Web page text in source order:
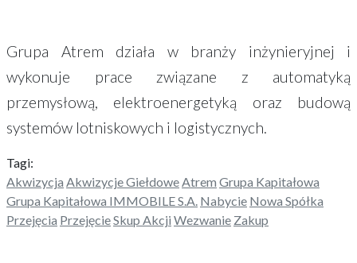
Grupa Atrem działa w branży inżynieryjnej i
wykonuje prace związane z automatyką
przemysłową, elektroenergetyką oraz budową
systemów lotniskowych i logistycznych.
Tagi:
Akwizycja Akwizycje GiełdoweAtrem Grupa Kapitałowa
Grupa Kapitałowa IMMOBILE S.A. Nabycie Nowa Spółka
Przejęcia PrzejęcieSkup Akcji Wezwanie Zakup